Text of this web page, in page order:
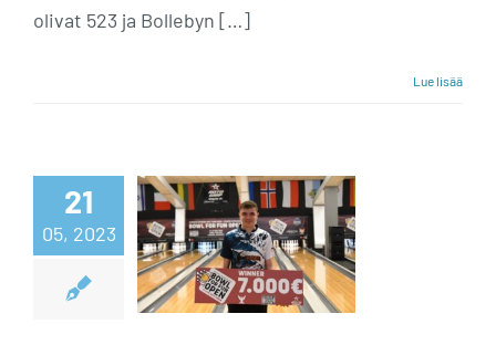
olivat 523 ja Bollebyn […]
Lue lisää
21
05, 2023
Nuori
englantilainen
otti voiton
Saksassa